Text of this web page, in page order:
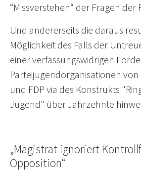
“Missverstehen“ der Fragen der
Und andererseits die daraus
Möglichkeit des Falls der
einer verfassungswidrigen
Parteijugendorganisationen von
und FDP via des Konstrukts
Jugend" über Jahrzehnte
„Magistrat ignoriert
Opposition“